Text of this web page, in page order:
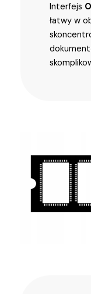
Interfejs
łatwy w